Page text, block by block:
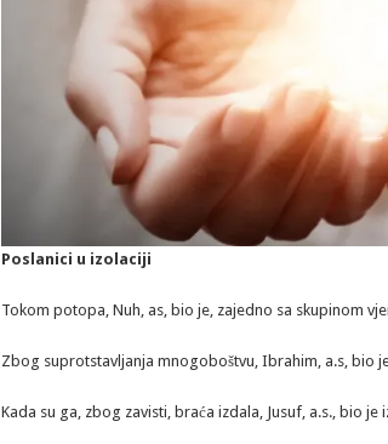
Poslanici u izolaciji
Tokom potopa, Nuh, as, bio je, zajedno sa skupinom
Zbog suprotstavljanja mnogoboštvu, Ibrahim, a.s, bio
Kada su ga, zbog zavisti, braća izdala, Jusuf, a.s., bio je